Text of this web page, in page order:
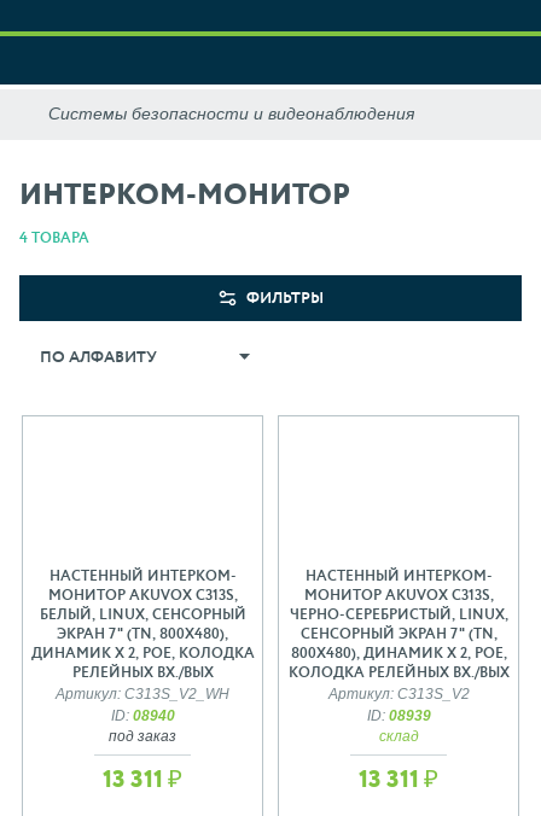
ИНТЕРКОМ-МОНИТОР
4 ТОВАРА
ФИЛЬТРЫ
ПО АЛФАВИТУ
НАСТЕННЫЙ ИНТЕРКОМ-
МОНИТОР AKUVOX C313S,
БЕЛЫЙ, LINUX, СЕНСОРНЫЙ
ЭКРАН 7" (TN, 800X480),
ДИНАМИК Х 2, РОЕ, КОЛОДКА
РЕЛЕЙНЫХ ВХ./ВЫХ
Артикул: C313S_V2_WH
ID: 08940
под заказ
13 311 ₽
НАСТЕННЫЙ ИНТЕРКОМ-
МОНИТОР AKUVOX C313S,
ЧЕРНО-СЕРЕБРИСТЫЙ, LINUX,
СЕНСОРНЫЙ ЭКРАН 7" (TN,
800X480), ДИНАМИК Х 2, РОЕ,
КОЛОДКА РЕЛЕЙНЫХ ВХ./ВЫХ
Артикул: C313S_V2
ID: 08939
склад
13 311 ₽